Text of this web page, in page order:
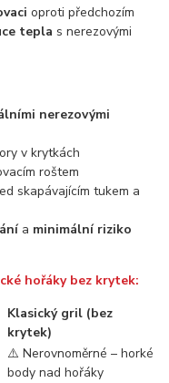
oproti předchozím
tepla s nerezovými
nerezovými
v krytkách
roštem
skapávajícím tukem a
a minimální riziko
hořáky bez krytek:
Klasický gril (bez
krytek)
⚠️ Nerovnoměrné – horké
body nad hořáky